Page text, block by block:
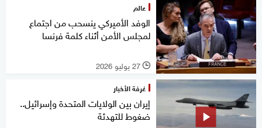
عالم
الوفد الأميركي ينسحب من اجتماع
لمجلس الأمن أثناء كلمة فرنسا
l 27 يوليو 2026
غرفة الأخبار
إيران بين الولايات المتحدة وإسرائيل..
ضغوط للتهدئة